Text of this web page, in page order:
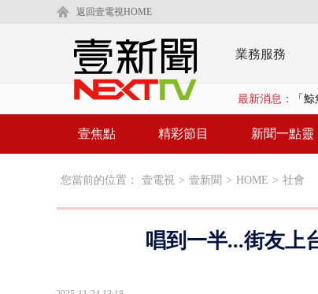
返回壹電視HOME
業務服務
最新消息： 「
BP
壹焦點 精彩節目 新聞一點靈
您當前的位置： 壹電視 > 壹新聞 > HOME > 社會
唱到一半...街友上